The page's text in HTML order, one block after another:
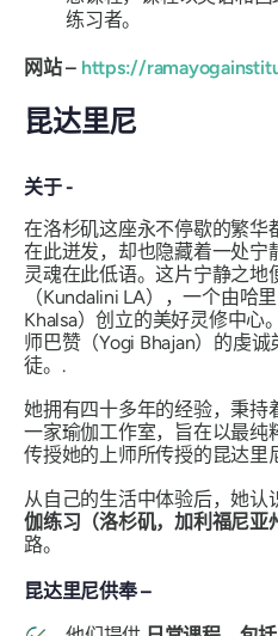
练习者。
网站 – https://
昆达里尼
关于 -
在洛杉矶这座永不停歇的繁华
在此迸发，却也隐藏着一处宁
灵魂在此低语。这片宁静之地
（Kundalini LA），一个由哈
Khalsa）创立的美好灵修中心
师巴赞（Yogi Bhajan）的虔
徒。.
她拥有四十多年的经验，秉持
一家瑜伽工作室，旨在以最纯
传授她的上师所传授的昆达里
从自己的生活中体验后，她认
伽练习（洛杉矶，加利福尼亚
路。
昆达里尼供奉 –